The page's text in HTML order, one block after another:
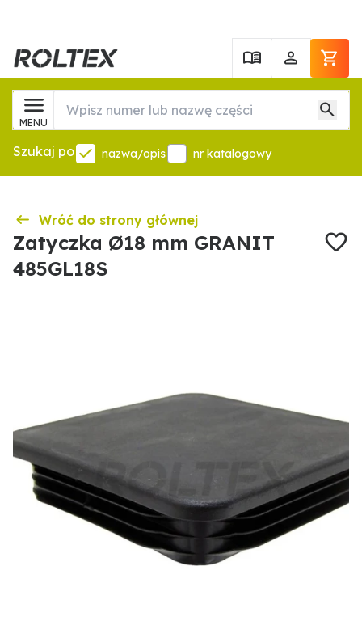
MENU
Szukaj po nazwa/opis nr katalogowy
Wróć do strony głównej
Zatyczka Ø18 mm GRANIT
485GL18S